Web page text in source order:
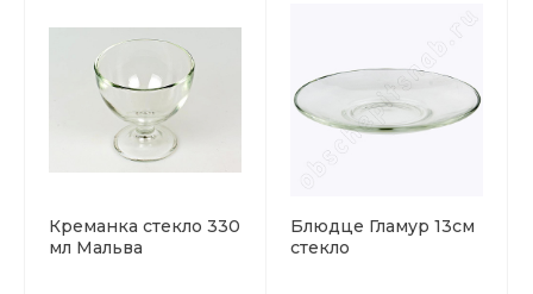
Креманка стекло 330
мл Мальва
Блюдце Гламур 13см
стекло